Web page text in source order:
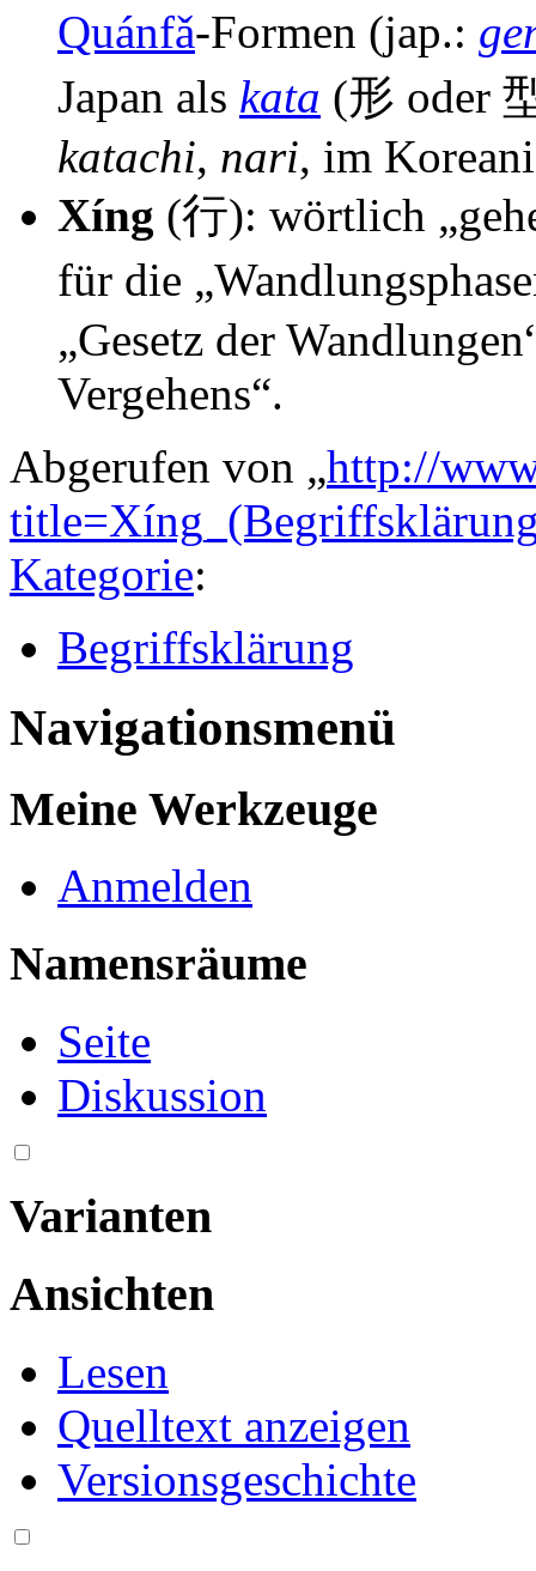
Quánfǎ-Formen (jap.:
Japan als kata (形 oder
katachi, nari, im
Xíng (行): wörtlich
für die
„Gesetz der
Vergehens“.
Abgerufen von „http://
Kategorie:
Begriffsklärung
Navigationsmenü
Meine Werkzeuge
Anmelden
Namensräume
Seite
Diskussion
Varianten
Ansichten
Lesen
Quelltext anzeigen
Versionsgeschichte